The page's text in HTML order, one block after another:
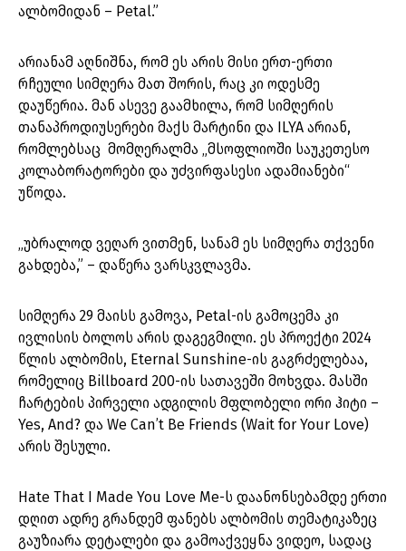
ალბომიდან – Petal.”
არიანამ აღნიშნა, რომ ეს არის მისი ერთ-ერთი
რჩეული სიმღერა მათ შორის, რაც კი ოდესმე
დაუწერია. მან ასევე გაამხილა, რომ სიმღერის
თანაპროდიუსერები მაქს მარტინი და ILYA არიან,
რომლებსაც მომღერალმა „მსოფლიოში საუკეთესო
კოლაბორატორები და უძვირფასესი ადამიანები“
უწოდა.
„უბრალოდ ვეღარ ვითმენ, სანამ ეს სიმღერა თქვენი
გახდება,” – დაწერა ვარსკვლავმა.
სიმღერა 29 მაისს გამოვა, Petal-ის გამოცემა კი
ივლისის ბოლოს არის დაგეგმილი. ეს პროექტი 2024
წლის ალბომის, Eternal Sunshine-ის გაგრძელებაა,
რომელიც Billboard 200-ის სათავეში მოხვდა. მასში
ჩარტების პირველი ადგილის მფლობელი ორი ჰიტი –
Yes, And? და We Can’t Be Friends (Wait for Your Love)
არის შესული.
Hate That I Made You Love Me-ს დაანონსებამდე ერთი
დღით ადრე გრანდემ ფანებს ალბომის თემატიკაზეც
გაუზიარა დეტალები და გამოაქვეყნა ვიდეო, სადაც